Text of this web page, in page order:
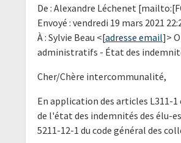
De : Alexandre Léchenet
Envoyé : vendredi 19 mars 2021
À : Sylvie Beau <[adresse email]>
administratifs - État des
Cher/Chère intercommunalité,
En application des articles L311-
de l'état des indemnités des élu-
5211-12-1 du code général des